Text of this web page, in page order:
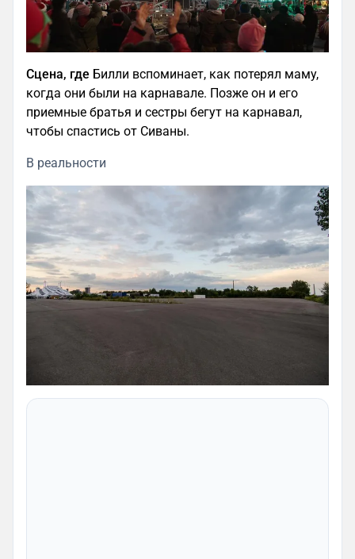
Сцена, где Билли вспоминает, как потерял маму,
когда они были на карнавале. Позже он и его
приемные братья и сестры бегут на карнавал,
чтобы спастись от Сиваны.
В реальности